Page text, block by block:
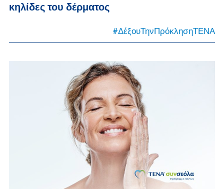
κηλίδες του δέρματος
#ΔέξουΤηνΠρόκλησηΤΕΝΑ